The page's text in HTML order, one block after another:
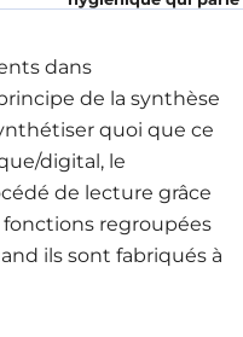
dans
de la synthèse
quoi que ce
digital, le
de lecture grâce
regroupées
ils sont fabriqués à